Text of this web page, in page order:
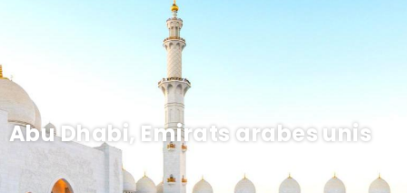
Abu Dhabi, Emirats arabes unis